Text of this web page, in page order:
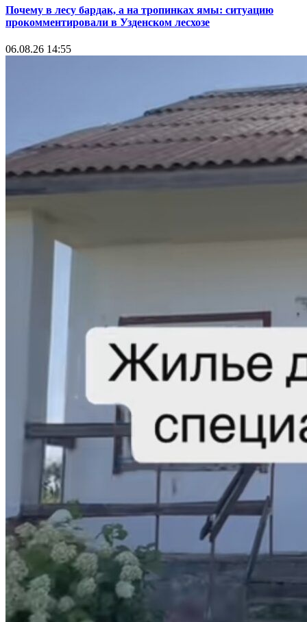
Почему в лесу бардак, а на тропинках ямы: ситуацию
прокомментировали в Узденском лесхозе
06.08.26 14:55